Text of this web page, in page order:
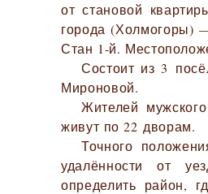
от становой
города (Холмогоры)
Стан 1-й.
Состоит из 3
Мироновой.
Жителей
живут по 22 дворам.
Точного
удалённости от
определить район,